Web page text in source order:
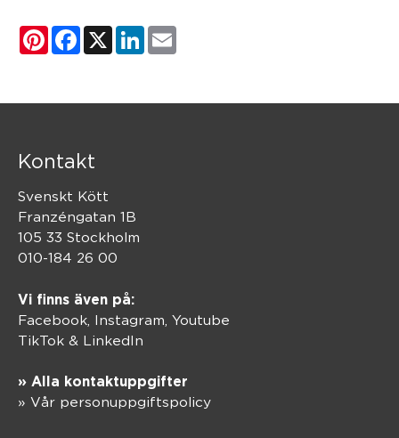
PinterestFacebook
X LinkedIn
Kontakt
Svenskt Kött
Franzéngatan 1B
105 33 Stockholm
010-184 26 00
Vi finns även på:
Facebook, Instagram Youtube
TikTok & LinkedIn
» Alla kontaktuppgifter
» Vår personuppgiftspolicy